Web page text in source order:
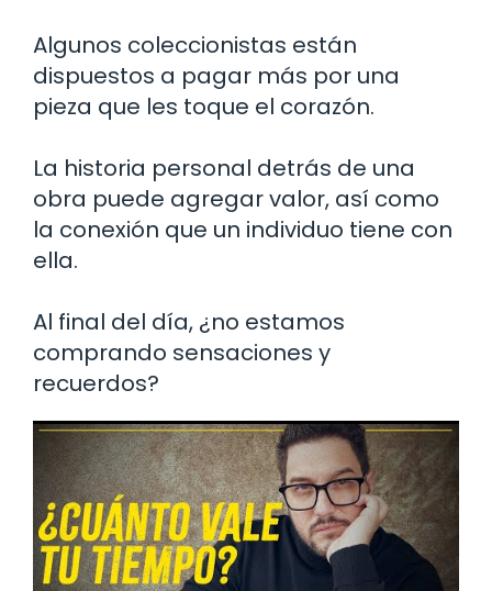
Algunos coleccionistas están
dispuestos a pagar más por una
pieza que les toque el corazón.
La historia personal detrás de una
obra puede agregar valor, así como
la conexión que un individuo tiene con
ella.
Al final del día, ¿no estamos
comprando sensaciones y
recuerdos?